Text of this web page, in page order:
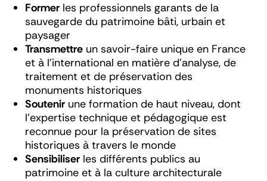
Former les professionnels garants de la
sauvegarde du patrimoine bâti, urbain et
paysager
Transmettre un savoir-faire unique en France
et à l’international en matière d’analyse, de
traitement et de préservation des
monuments historiques
Soutenir une formation de haut niveau, dont
l’expertise technique et pédagogique est
reconnue pour la préservation de sites
historiques à travers le monde
Sensibiliser les différents publics au
patrimoine et à la culture architecturale